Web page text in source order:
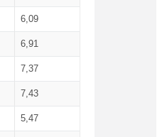
6,09
6,91
7,37
7,43
5,47